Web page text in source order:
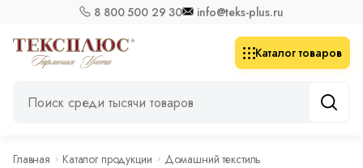
8 800 500 29 30 info@teks-plus.ru
Каталог товаров
Главная Каталог продукции Домашний текстиль